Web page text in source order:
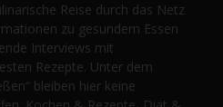
Reise durch das Netz
zu gesundem Essen
Interviews mit
Rezepte. Unter dem
bleiben hier keine